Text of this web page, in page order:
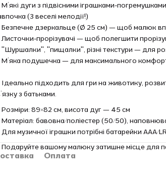
М’які дуги з підвісними іграшками-
(3 веселі мелодії!)
Безпечне дзеркальце (Ø 25 см) — щоб малюк
Листочки-прорізувачі — щоб полегшити
"Шуршалки", "пищалки", різні текстури — для
М’яка подушечка — для максимального
Ідеально підходить для гри на животику,
з батьками.
Розміри: 89×82 см, висота дуг — 45 см
Матеріал: бавовна/поліестер (50/50),
Для музичної іграшки потрібні батарейки AAA/
вашому малюку затишне місце для
Оплата